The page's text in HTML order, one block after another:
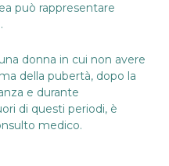
può rappresentare
donna in cui non avere
della pubertà, dopo la
e durante
di questi periodi, è
medico.